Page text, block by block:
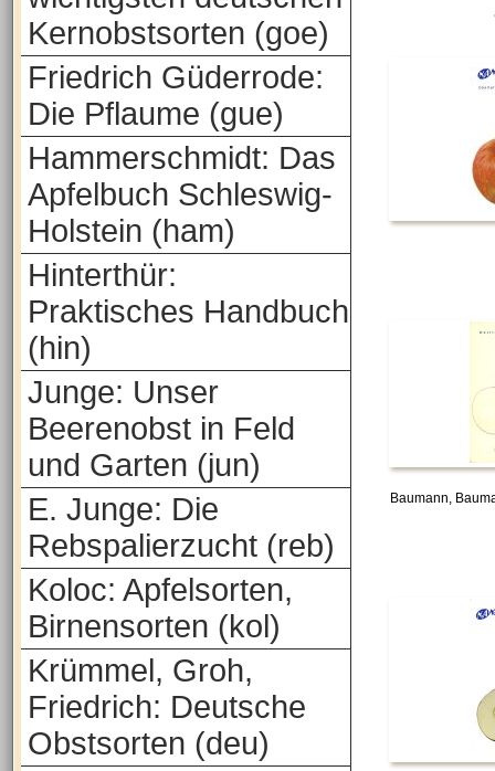
Kernobstsorten (goe)
Friedrich Güderrode:
Die Pflaume (gue)
Hammerschmidt: Das
Apfelbuch Schleswig-
Holstein (ham)
Hinterthür:
Praktisches Handbuch
(hin)
Junge: Unser
Beerenobst in Feld
und Garten (jun)
E. Junge: Die
Rebspalierzucht (reb)
Koloc: Apfelsorten,
Birnensorten (kol)
Krümmel, Groh,
Friedrich: Deutsche
Obstsorten (deu)
Baumann,